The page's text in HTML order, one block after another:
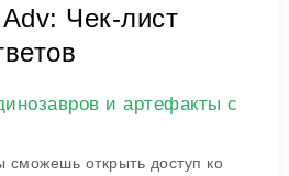
Чек-лист
и артефакты с
сможешь открыть доступ ко